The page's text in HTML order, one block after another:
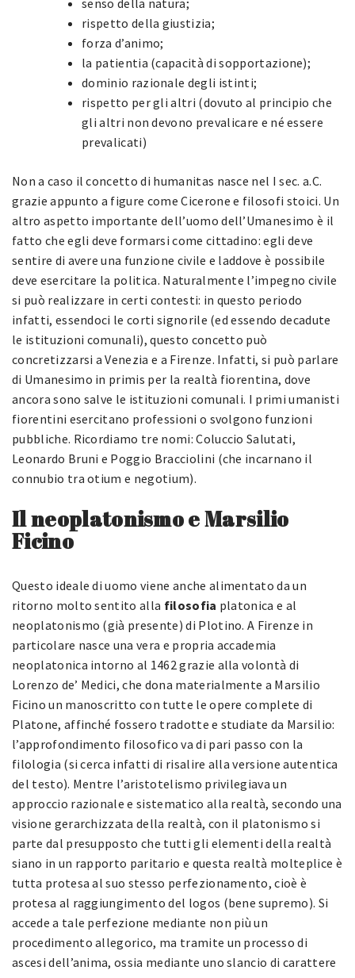
rispetto della giustizia;
forza d’animo;
la patientia (capacità di sopportazione);
dominio razionale degli istinti;
rispetto per gli altri (dovuto al principio che
gli altri non devono prevalicare e né essere
prevalicati)
Non a caso il concetto di humanitas nasce nel I sec. a.C.
grazie appunto a figure come Cicerone e filosofi stoici. Un
altro aspetto importante dell’uomo dell’Umanesimo è il
fatto che egli deve formarsi come cittadino: egli deve
sentire di avere una funzione civile e laddove è possibile
deve esercitare la politica. Naturalmente l’impegno civile
si può realizzare in certi contesti: in questo periodo
infatti, essendoci le corti signorile (ed essendo decadute
le istituzioni comunali), questo concetto può
concretizzarsi a Venezia e a Firenze. Infatti, si può parlare
di Umanesimo in primis per la realtà fiorentina, dove
ancora sono salve le istituzioni comunali. I primi umanisti
fiorentini esercitano professioni o svolgono funzioni
pubbliche. Ricordiamo tre nomi: Coluccio Salutati,
Leonardo Bruni e Poggio Bracciolini (che incarnano il
connubio tra otium e negotium).
Il neoplatonismo e Marsilio
Ficino
Questo ideale di uomo viene anche alimentato da un
ritorno molto sentito alla filosofia platonica e al
neoplatonismo (già presente) di Plotino. A Firenze in
particolare nasce una vera e propria accademia
neoplatonica intorno al 1462 grazie alla volontà di
Lorenzo de’ Medici, che dona materialmente a Marsilio
Ficino un manoscritto con tutte le opere complete di
Platone, affinché fossero tradotte e studiate da Marsilio:
l’approfondimento filosofico va di pari passo con la
filologia (si cerca infatti di risalire alla versione autentica
del testo). Mentre l’aristotelismo privilegiava un
approccio razionale e sistematico alla realtà, secondo una
visione gerarchizzata della realtà, con il platonismo si
parte dal presupposto che tutti gli elementi della realtà
siano in un rapporto paritario e questa realtà molteplice è
tutta protesa al suo stesso perfezionamento, cioè è
protesa al raggiungimento del logos (bene supremo). Si
accede a tale perfezione mediante non più un
procedimento allegorico, ma tramite un processo di
ascesi dell’anima, ossia mediante uno slancio di carattere